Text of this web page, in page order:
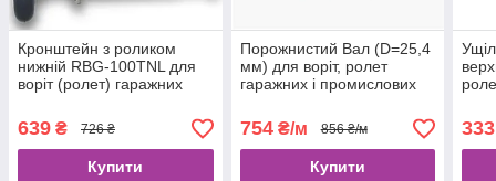
Кронштейн з роликом
нижній RBG-100TNL для
воріт (ролет) гаражних
639 ₴ 726 ₴
Купити
Порожнистий Вал (D=25,4
мм) для воріт, ролет
гаражних і промислових
754₴/м 856 ₴/м
Купити
333